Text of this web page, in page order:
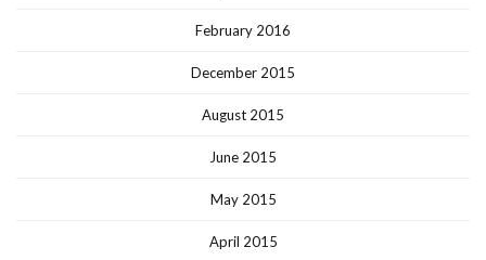
February 2016
December 2015
August 2015
June 2015
May 2015
April 2015